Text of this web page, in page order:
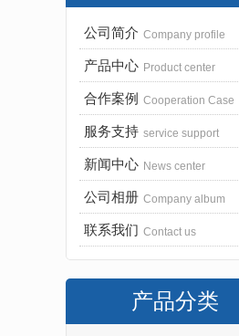
公司简介 Company profile
产品中心 Product center
合作案例 Cooperation Case
服务支持 service support
新闻中心 News center
公司相册 Company album
联系我们 Contact us
产品分类